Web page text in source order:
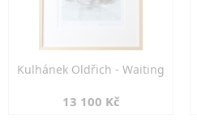
Kulhánek Oldřich - Waiting
13 100 Kč